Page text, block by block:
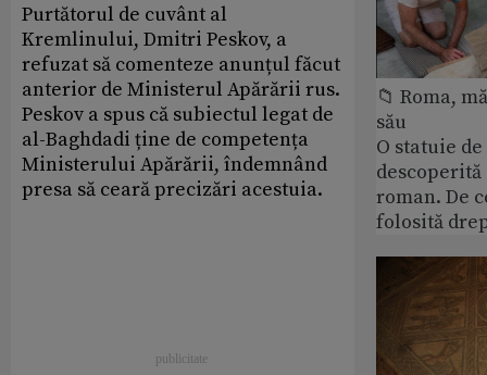
Purtătorul de cuvânt al
Kremlinului, Dmitri Peskov, a
refuzat să comenteze anunțul făcut
anterior de Ministerul Apărării rus.
Peskov a spus că subiectul legat de
al-Baghdadi ține de competența
Ministerului Apărării, îndemnând
presa să ceară precizări acestuia.
📁 Roma,
său
O statuie
roman. De
folosită